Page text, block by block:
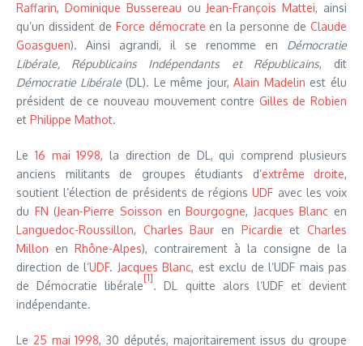
Raffarin, Dominique Bussereau ou Jean-François Mattei, ainsi
qu’un dissident de Force démocrate en la personne deClaude
Goasguen). Ainsi agrandi, il se renomme en Démocratie
Libérale, Républicains Indépendants et Républicains, dit
Démocratie Libérale(DL). Le même jour,Alain Madelin est élu
président de ce nouveau mouvement contre Gilles de Robien
et Philippe Mathot.
Le 16 mai 1998, la direction de DL, qui comprend plusieurs
anciens militants de groupes étudiants d’extrême droite,
soutient l’élection de présidents de régionsUDF avec les voix
du FN (Jean-Pierre Soisson enBourgogne, Jacques Blanc en
Languedoc-Roussillon, Charles Baur en Picardie etCharles
Millon en Rhône-Alpes), contrairement à la consigne de la
direction de l’UDF. Jacques Blanc, est exclu de l’UDF mais pas
de Démocratie libérale
[1]
. DL quitte alors l’UDF et devient
indépendante.
Le 25 mai 1998, 30 députés, majoritairement issus du groupe